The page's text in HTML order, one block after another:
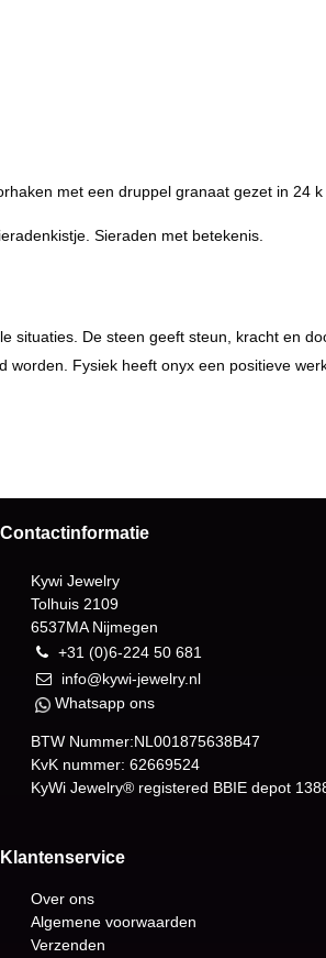
met een druppel granaat gezet in 24
Sieraden met betekenis.
situaties. De steen geeft steun, kracht en
Fysiek heeft onyx een positieve
Contactinformatie
Kywi Jewelry
Tolhuis 2109
6537MA Nijmegen
+31 (0)6-224 50 681
info@kywi-jewelry.nl
Whatsapp ons
BTW Nummer:NL001875638B47
KvK nummer: 62669524
KyWi Jewelry® registered BBIE depot
Klantenservice
Over ons
Algemene voorwaarden
Verzenden